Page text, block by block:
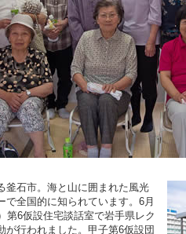
石市。海と山に囲まれた風光
で全国的に知られています。6月
第6仮設住宅談話室で岩手県レク
が行われました。甲子第6仮設団